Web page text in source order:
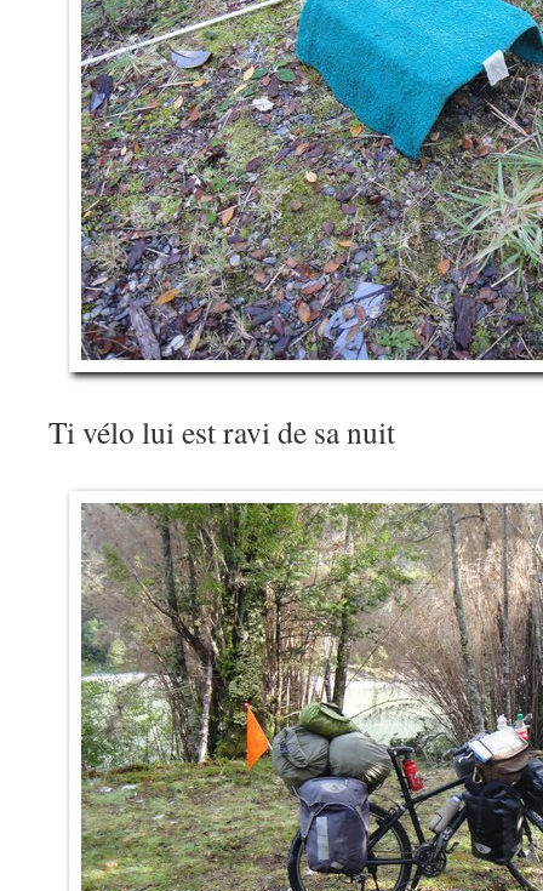
Ti vélo lui est ravi de sa nuit